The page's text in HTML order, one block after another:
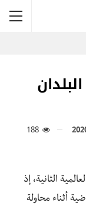
الثانية، إذ
أثناء محاولة